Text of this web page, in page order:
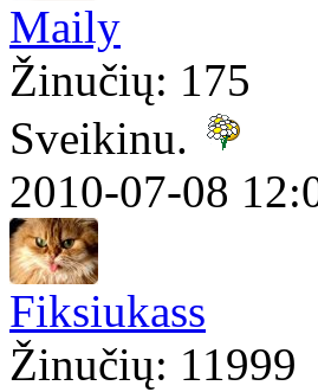
Maily
Žinučių: 175
Sveikinu.
2010-07-08
Fiksiukass
Žinučių: 11999